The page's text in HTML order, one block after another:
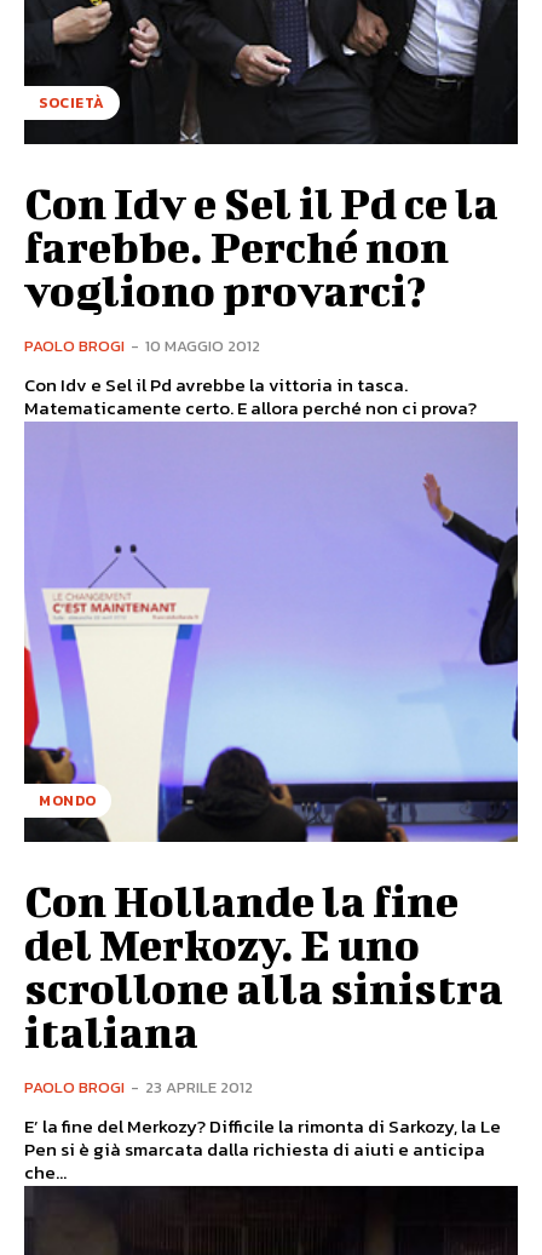
SOCIETÀ
Con Idv e Sel il Pd ce la
farebbe. Perché non
vogliono provarci?
PAOLO BROGI - 10 MAGGIO 2012
Con Idv e Sel il Pd avrebbe la vittoria in tasca.
Matematicamente certo. E allora perché non ci prova?
MONDO
Con Hollande la fine
del Merkozy. E uno
scrollone alla sinistra
italiana
PAOLO BROGI - 23 APRILE 2012
E’ la fine del Merkozy? Difficile la rimonta di Sarkozy, la Le
Pen si è già smarcata dalla richiesta di aiuti e anticipa
che...